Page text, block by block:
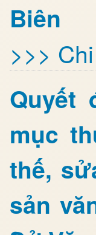
Biên
>>>
Quyết
mục
thế,
sản